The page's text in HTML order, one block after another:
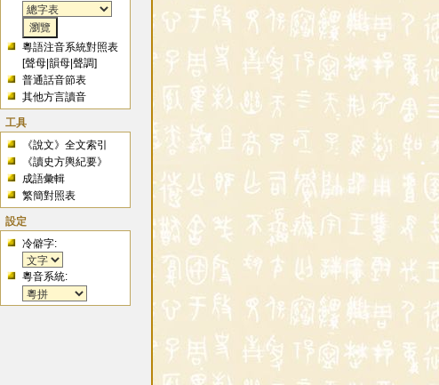
粵語注音系統對照表
[聲母 |韻母 |聲調]
普通話音節表
其他方言讀音
工具
《說文》全文索引
《讀史方輿紀要》
成語彙輯
繁簡對照表
設定
冷僻字:
粵音系統: